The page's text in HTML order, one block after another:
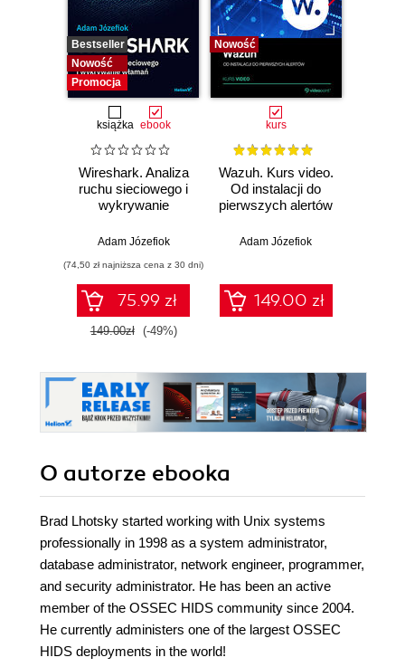
Bestseller
Nowość
Promocja
książka ebook
Wireshark. Analiza
ruchu sieciowego i
wykrywanie
Adam Józefiok
(74,50 zł najniższa cena z 30 dni)
75.99 zł
149.00zł (-49%)
Nowość
kurs
Wazuh. Kurs video.
Od instalacji do
pierwszych alertów
Adam Józefiok
149.00 zł
O autorze ebooka
Brad Lhotsky started working with Unix systems
professionally in 1998 as a system administrator,
database administrator, network engineer, programmer,
and security administrator. He has been an active
member of the OSSEC HIDS community since 2004.
He currently administers one of the largest OSSEC
HIDS deployments in the world!